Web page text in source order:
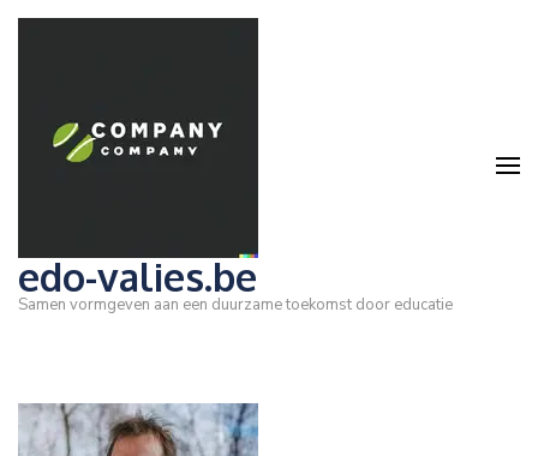
Ga
edo-valies.be
Samen vormgeven aan een duurzame toekomst door educatie